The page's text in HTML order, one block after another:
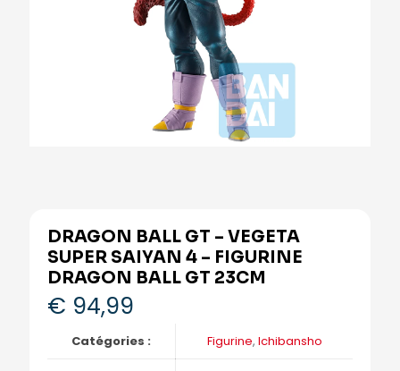
DRAGON BALL GT – VEGETA
SUPER SAIYAN 4 – FIGURINE
DRAGON BALL GT 23CM
€ 94,99
Catégories : Figurine, Ichibansho